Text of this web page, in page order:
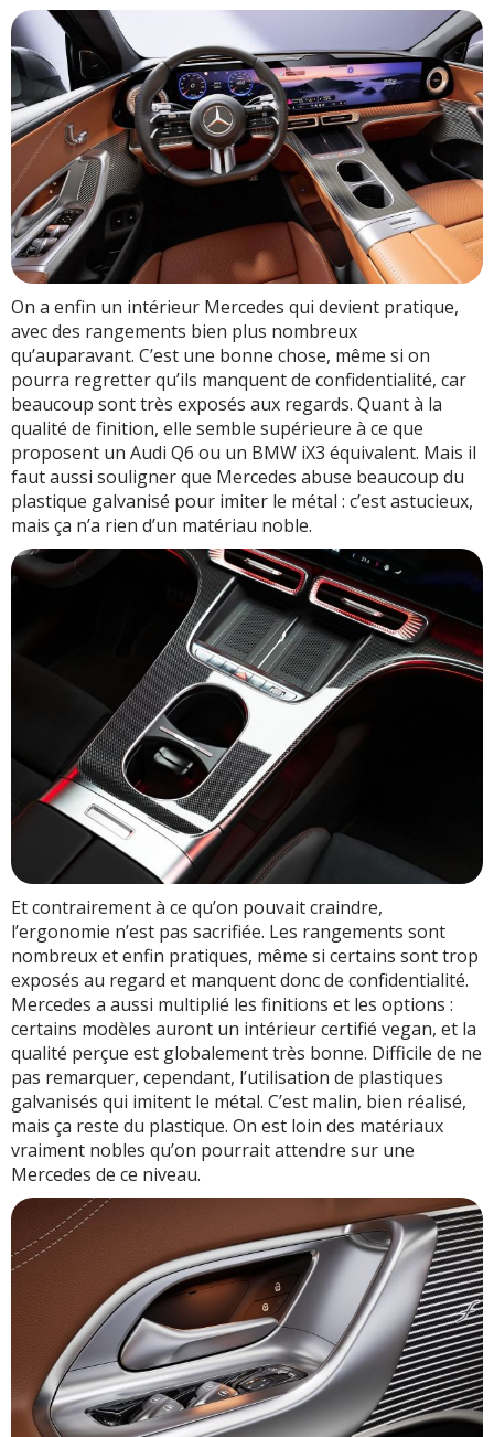
On a enfin un intérieur Mercedes qui devient pratique,
avec des rangements bien plus nombreux
qu’auparavant. C’est une bonne chose, même si on
pourra regretter qu’ils manquent de confidentialité, car
beaucoup sont très exposés aux regards. Quant à la
qualité de finition, elle semble supérieure à ce que
proposent un Audi Q6 ou un BMW iX3 équivalent. Mais il
faut aussi souligner que Mercedes abuse beaucoup du
plastique galvanisé pour imiter le métal : c’est astucieux,
mais ça n’a rien d’un matériau noble.
Et contrairement à ce qu’on pouvait craindre,
l’ergonomie n’est pas sacrifiée. Les rangements sont
nombreux et enfin pratiques, même si certains sont trop
exposés au regard et manquent donc de confidentialité.
Mercedes a aussi multiplié les finitions et les options :
certains modèles auront un intérieur certifié vegan, et la
qualité perçue est globalement très bonne. Difficile de ne
pas remarquer, cependant, l’utilisation de plastiques
galvanisés qui imitent le métal. C’est malin, bien réalisé,
mais ça reste du plastique. On est loin des matériaux
vraiment nobles qu’on pourrait attendre sur une
Mercedes de ce niveau.